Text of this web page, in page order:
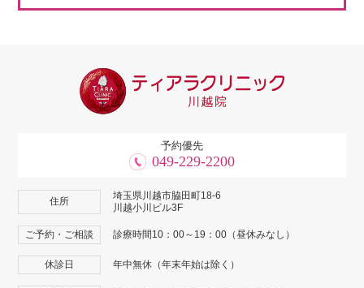
予約優先
049-229-2200
住所
埼玉県川越市脇田町18-6
川越小川ビル3F
ご予約・ご相談 診療時間10：00～19：00（昼休みなし）
休診日 年中無休（年末年始は除く）